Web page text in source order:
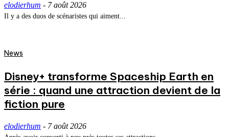
elodierhum - 7 août 2026
Il y a des duos de scénaristes qui aiment...
News
Disney+ transforme Spaceship Earth en
série : quand une attraction devient de la
fiction pure
elodierhum - 7 août 2026